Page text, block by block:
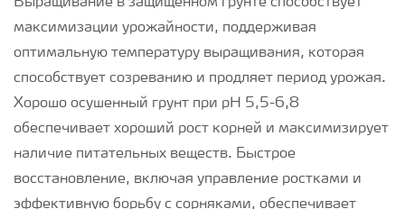
Выращивание в защищенном грунте способствует
максимизации урожайности, поддерживая
оптимальную температуру выращивания, которая
способствует созреванию и продляет период урожая.
Хорошо осушенный грунт при рН 5,5-6,8
обеспечивает хороший рост корней и максимизирует
наличие питательных веществ. Быстрое
восстановление, включая управление ростками и
эффективную борьбу с сорняками, обеспечивает